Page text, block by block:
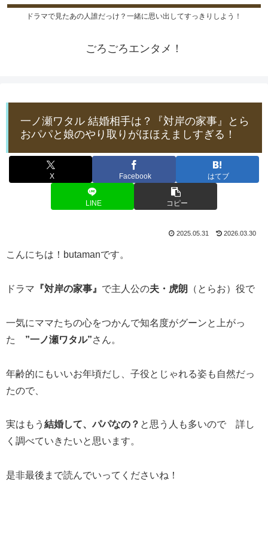
ドラマで見たあの人誰だっけ？一緒に思い出してすっきりしよう！
ごろごろエンタメ！
一ノ瀬ワタル 結婚相手は？『対岸の家事』とら
おパパと娘のやり取りがほほえましすぎる！
X Facebook はてブ
LINE コピー
2025.05.31 2026.03.30
こんにちは！butamanです。
ドラマ 『対岸の家事』 で主人公の夫・虎朗 （とらお）役で
一気にママたちの心をつかんで知名度がグーンと上がっ
た
”一ノ瀬ワタル”さん。
年齢的にもいいお年頃だし、子役とじゃれる姿も自然だっ
たので、
実はもう 結婚して、パパなの？ と思う人も多いので 詳し
く調べていきたいと思います。
是非最後まで読んでいってくださいね！